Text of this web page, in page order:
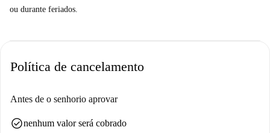
ou durante feriados.
Política de cancelamento
Antes de o senhorio aprovar
check_circlenenhum valor será cobrado